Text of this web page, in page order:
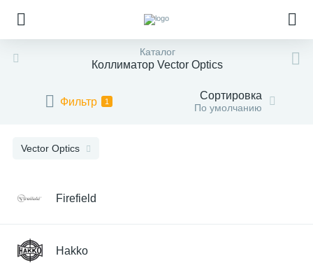
Каталог
Коллиматор Vector Optics
Фильтр 1 Сортировка
По умолчанию
Vector Optics
Firefield
Hakko